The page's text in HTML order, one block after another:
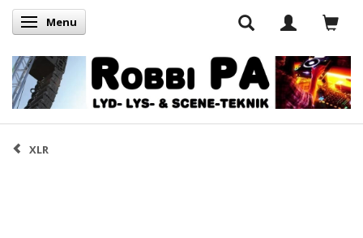
Skifte navigation
Menu
XLR